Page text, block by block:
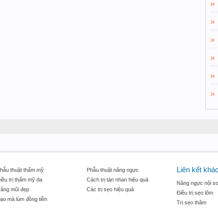
thuật thẩm mỹ
trị thẩm mỹ da
mũi đẹp
mà lúm đồng tiền
Phẫu thuật nâng ngực
Cách trị tàn nhan hiệu quả
Các trị sẹo hiệu quả
Liên kết
Nâng ngực nội
Điều trị sẹo lõm
Trị sẹo thâm